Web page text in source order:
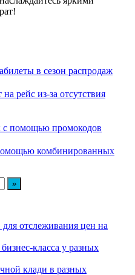
в сезон распродаж
рейс из-за отсутствия
с помощью промокодов
комбинированных
отслеживания цен на
класса у разных
клади в разных